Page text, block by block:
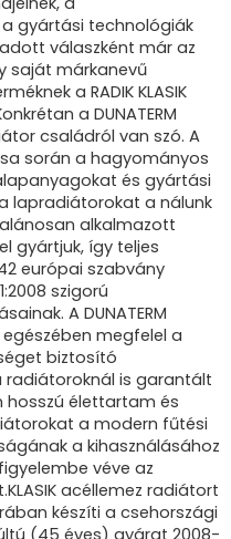
gyártási technológiák
válaszként már az
saját márkanevű
a RADIK KLASIK
a DUNATERM
családról van szó. A
során a hagyományos
és gyártási
lapradiátorokat a nálunk
alkalmazott
gyártjuk, így teljes
európai szabvány
szigorú
A DUNATERM
megfelel a
biztosító
radiátoroknál is garantált
élettartam és
a modern fűtési
a kihasználásához
véve az
acéllemez radiátort
készíti a csehországi
(45 éves) gyárat 2008-